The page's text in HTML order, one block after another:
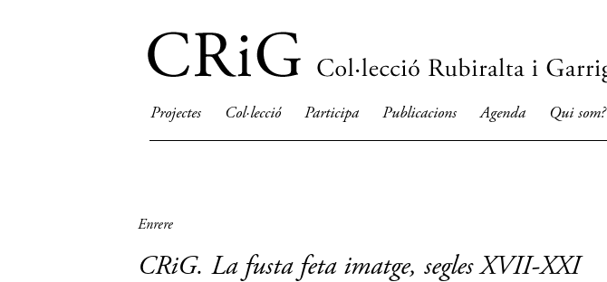
Projectes Col·lecció Participa Publicacions Agenda Qui som?
Enrere
CRiG. La fusta feta imatge, segles XVII-XXI